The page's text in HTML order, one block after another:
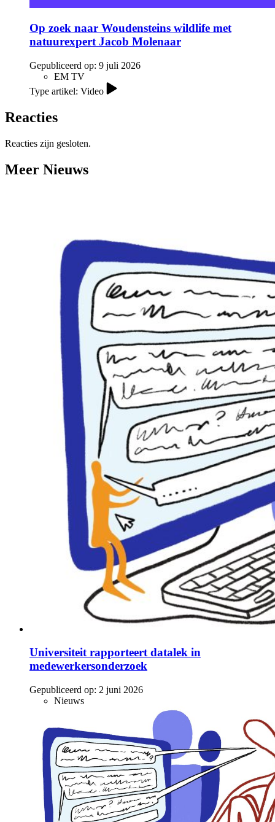
Op zoek naar Woudensteins wildlife met
natuurexpert Jacob Molenaar
Gepubliceerd op: 9 juli 2026
EM TV
Type artikel: Video
Reacties
Reacties zijn gesloten.
Meer Nieuws
Universiteit rapporteert datalek in
medewerkersonderzoek
Gepubliceerd op: 2 juni 2026
Nieuws